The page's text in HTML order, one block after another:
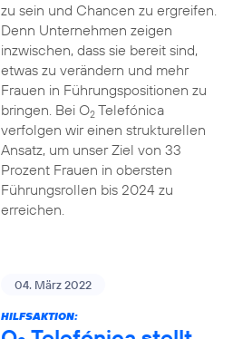
zu sein und Chancen zu ergreifen.
Denn Unternehmen zeigen
inzwischen, dass sie bereit sind,
etwas zu verändern und mehr
Frauen in Führungspositionen zu
bringen. Bei O2Telefónica
verfolgen wir einen strukturellen
Ansatz, um unser Ziel von 33
Prozent Frauen in obersten
Führungsrollen bis 2024 zu
erreichen.
04. März 2022
HILFSAKTION: